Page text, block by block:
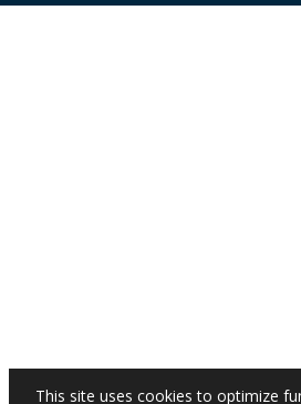
This site uses cookies to optimize